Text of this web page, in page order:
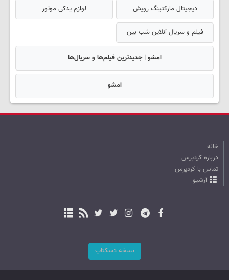
دیجیتال مارکتینگ رویش لوازم یدکی موتور
فیلم و سریال آنلاین شب بین
امشو | جدیدترین فیلم‌ها و سریال‌ها
امشو
خانه
درباره کردپرس
تماس با کردپرس
آرشیو
نسخه دسکتاپ